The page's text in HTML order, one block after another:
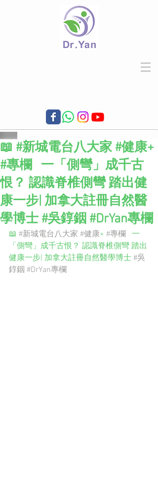
📖 #新城電台八大家 #健康+
#專欄 一「側彎」成千古
恨？ 認識脊椎側彎 踏出健
康一步| 加拿大註冊自然醫
學博士 #吳錞銦 #DrYan專欄
📖 #新城電台八大家 #健康+ #專欄 一
「側彎」成千古恨？ 認識脊椎側彎 踏出
健康一步| 加拿大註冊自然醫學博士 #吳
錞銦 #DrYan專欄